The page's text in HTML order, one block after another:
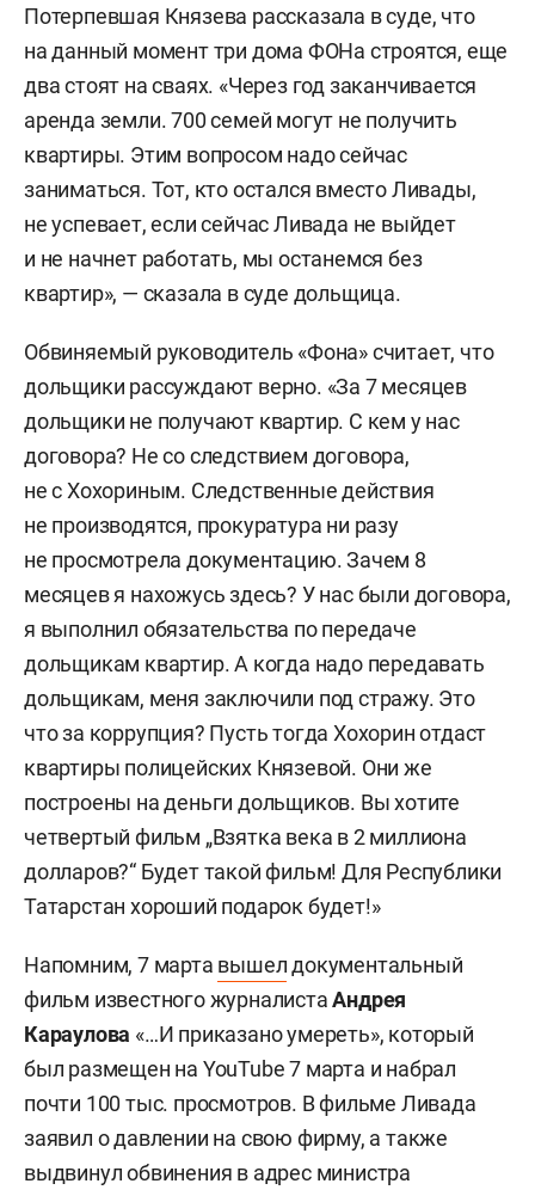
Потерпевшая Князева рассказала в суде, что
на данный момент три дома ФОНа строятся, еще
два стоят на сваях. «Через год заканчивается
аренда земли. 700 семей могут не получить
квартиры. Этим вопросом надо сейчас
заниматься. Тот, кто остался вместо Ливады,
не успевает, если сейчас Ливада не выйдет
и не начнет работать, мы останемся без
квартир», — сказала в суде дольщица.
Обвиняемый руководитель «Фона» считает, что
дольщики рассуждают верно. «За 7 месяцев
дольщики не получают квартир. С кем у нас
договора? Не со следствием договора,
не с Хохориным. Следственные действия
не производятся, прокуратура ни разу
не просмотрела документацию. Зачем 8
месяцев я нахожусь здесь? У нас были договора,
я выполнил обязательства по передаче
дольщикам квартир. А когда надо передавать
дольщикам, меня заключили под стражу. Это
что за коррупция? Пусть тогда Хохорин отдаст
квартиры полицейских Князевой. Они же
построены на деньги дольщиков. Вы хотите
четвертый фильм „Взятка века в 2 миллиона
долларов?“ Будет такой фильм! Для Республики
Татарстан хороший подарок будет!»
Напомним, 7 марта вышелдокументальный
фильм известного журналистаАндрея
Караулова «…И приказано умереть», который
был размещен на YouTube 7 марта и набрал
почти 100 тыс. просмотров. В фильме Ливада
заявил о давлении на свою фирму, а также
выдвинул обвинения в адрес министра